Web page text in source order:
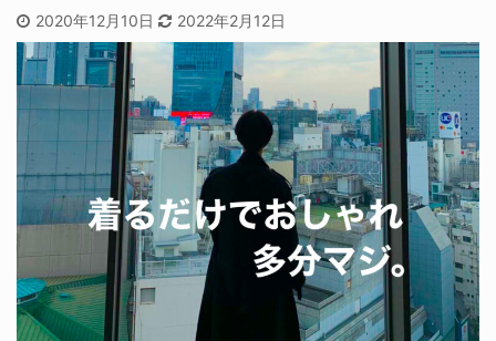
2020年12月10日 2022年2月12日